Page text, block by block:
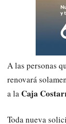
A las personas
renovará
a la Caja
Toda nueva